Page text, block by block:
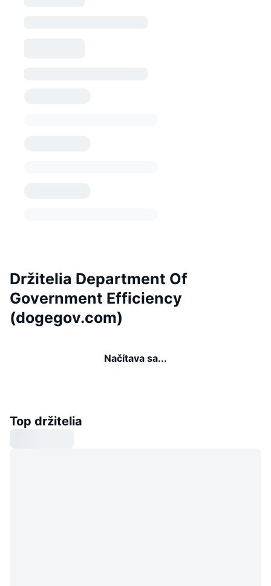
Držitelia Department Of
Government Efficiency
(dogegov.com)
Načítava sa...
Top držitelia